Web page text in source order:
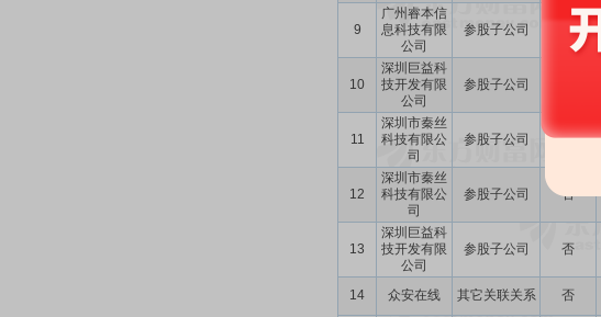
9
广州睿本信
息科技有限
公司
参股子公司 否
10
深圳巨益科
技开发有限
公司
参股子公司
11
深圳市秦丝
科技有限公
司
参股子公司 否
12
深圳市秦丝
科技有限公
司
参股子公司 否
13
深圳巨益科
技开发有限
公司
参股子公司 否
14 众安在线 其它关联关系 否